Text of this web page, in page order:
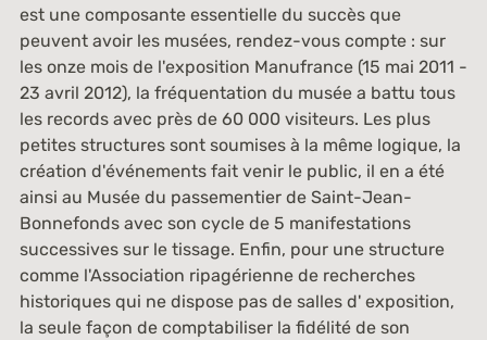
est une composante essentielle du succès que
peuvent avoir les musées, rendez-vous compte : sur
les onze mois de l'exposition Manufrance (15 mai 2011 -
23 avril 2012), la fréquentation du musée a battu tous
les records avec près de 60 000 visiteurs. Les plus
petites structures sont soumises à la même logique, la
création d'événements fait venir le public, il en a été
ainsi au Musée du passementier de Saint-Jean-
Bonnefonds avec son cycle de 5 manifestations
successives sur le tissage. Enfin, pour une structure
comme l'Association ripagérienne de recherches
historiques qui ne dispose pas de salles d' exposition,
la seule façon de comptabiliser la fidélité de son